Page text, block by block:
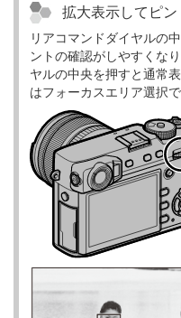
拡大表示してピ
リアコマンドダイヤルの
ントの確認がしやすくな
ヤルの中央を押すと通常
はフォーカスエリア選択で